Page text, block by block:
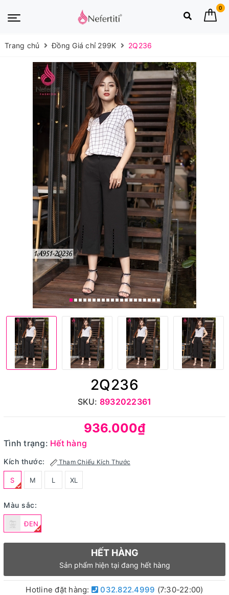
0
Trang chủ Đồng Giá chỉ 299K 2Q236
2Q236
SKU: 8932022361
936.000₫
Tình trạng: Hết hàng
Kích thước: Tham Chiếu Kích Thước
S M L XL
Màu sắc:
ĐEN
HẾT HÀNG
Sản phẩm hiện tại đang hết hàng
Hotline đặt hàng: 032.822.4999 (7:30-22:00)